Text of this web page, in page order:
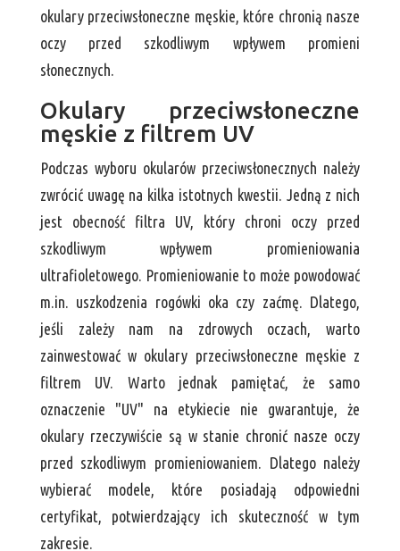
okulary przeciwsłoneczne męskie, które chronią nasze
oczy przed szkodliwym wpływem promieni
słonecznych.
Okulary przeciwsłoneczne
męskie z filtrem UV
Podczas wyboru okularów przeciwsłonecznych należy
zwrócić uwagę na kilka istotnych kwestii. Jedną z nich
jest obecność filtra UV, który chroni oczy przed
szkodliwym wpływem promieniowania
ultrafioletowego. Promieniowanie to może powodować
m.in. uszkodzenia rogówki oka czy zaćmę. Dlatego,
jeśli zależy nam na zdrowych oczach, warto
zainwestować w okulary przeciwsłoneczne męskie z
filtrem UV. Warto jednak pamiętać, że samo
oznaczenie "UV" na etykiecie nie gwarantuje, że
okulary rzeczywiście są w stanie chronić nasze oczy
przed szkodliwym promieniowaniem. Dlatego należy
wybierać modele, które posiadają odpowiedni
certyfikat, potwierdzający ich skuteczność w tym
zakresie.